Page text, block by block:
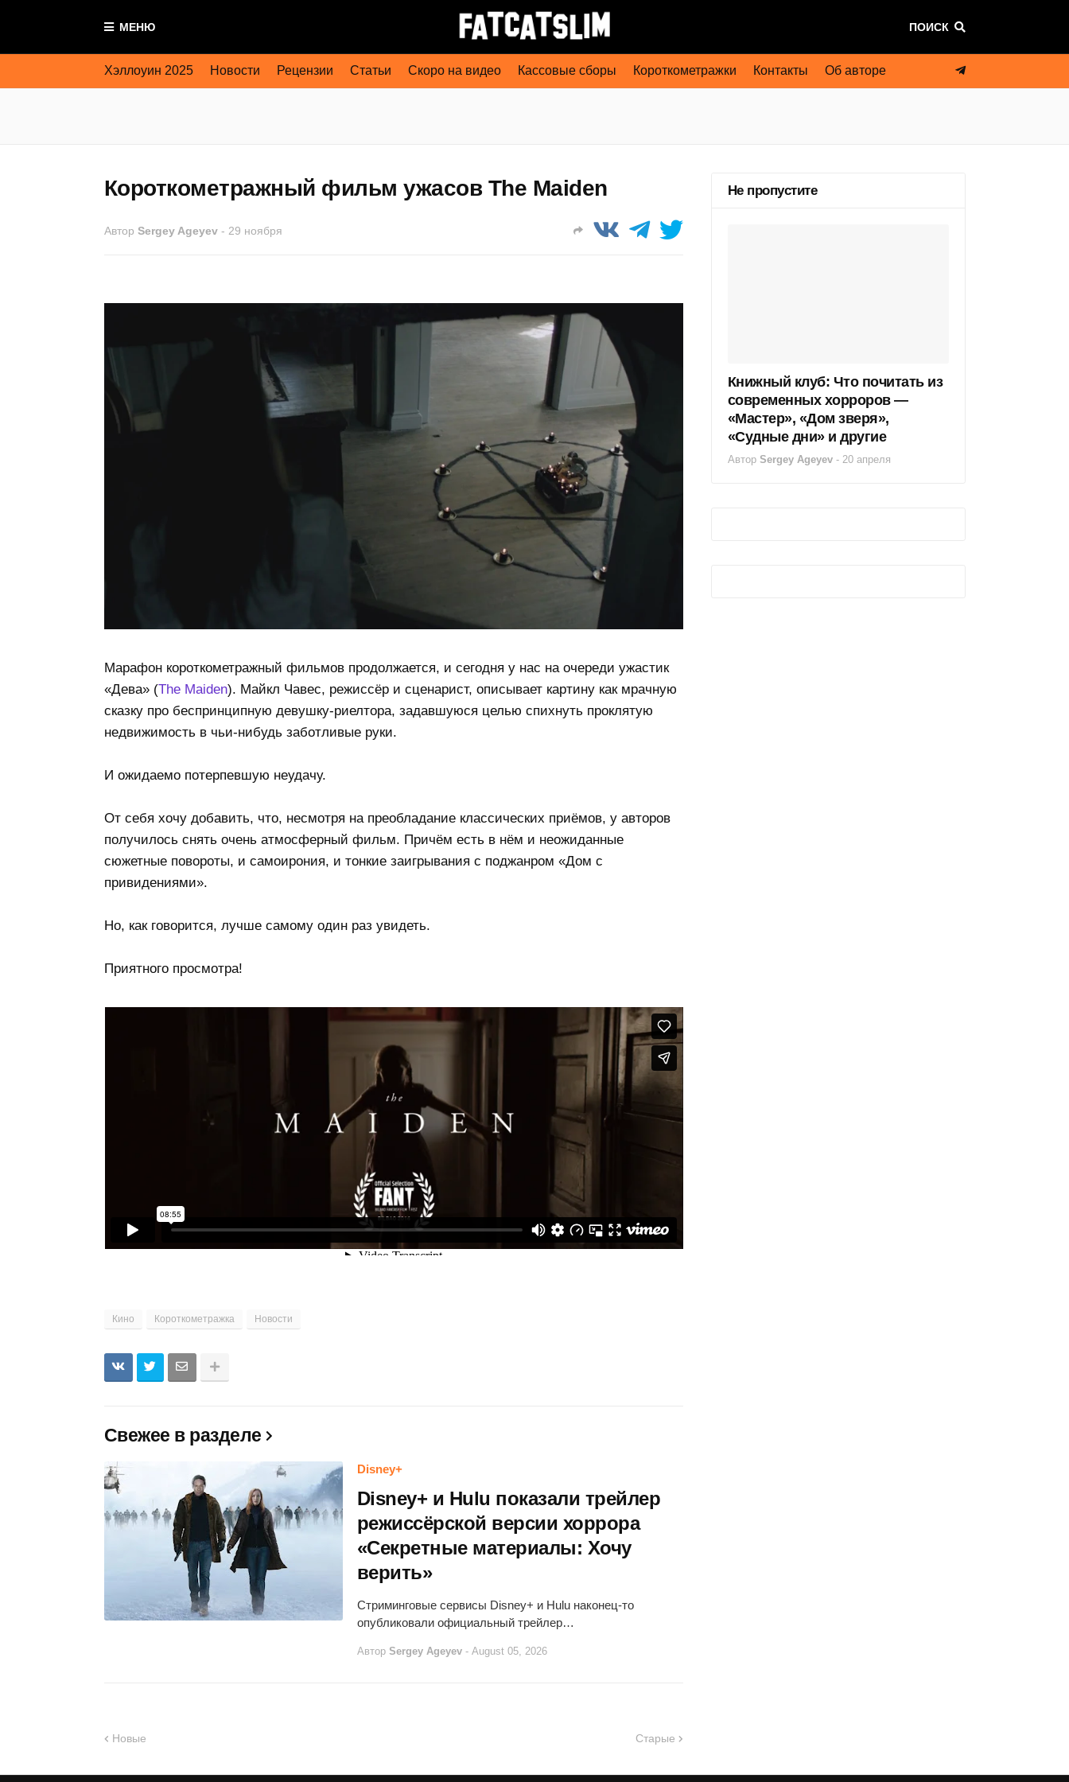
МЕНЮ ПОИСК
Хэллоуин 2025 Новости Рецензии Статьи Скоро на видео Кассовые сборы Короткометражки Контакты Об авторе
Короткометражный фильм ужасов The Maiden
Автор Sergey Ageyev - 29 ноября
Марафон короткометражный фильмов продолжается, и сегодня у нас на очереди ужастик
«Дева» (The Maiden). Майкл Чавес, режиссёр и сценарист, описывает картину как мрачную
сказку про беспринципную девушку-риелтора, задавшуюся целью спихнуть проклятую
недвижимость в чьи-нибудь заботливые руки.
И ожидаемо потерпевшую неудачу.
От себя хочу добавить, что, несмотря на преобладание классических приёмов, у авторов
получилось снять очень атмосферный фильм. Причём есть в нём и неожиданные
сюжетные повороты, и самоирония, и тонкие заигрывания с поджанром «Дом с
привидениями».
Но, как говорится, лучше самому один раз увидеть.
Приятного просмотра!
Кино Короткометражка Новости
Свежее в разделе
Disney+
Disney+ и Hulu показали трейлер
режиссёрской версии хоррора
«Секретные материалы: Хочу
верить»
Стриминговые сервисы Disney+ и Hulu наконец-то
опубликовали официальный трейлер…
Автор Sergey Ageyev - August 05, 2026
Новые Старые
Не пропустите
Книжный клуб: Что почитать из
современных хорроров —
«Мастер», «Дом зверя»,
«Судные дни» и другие
Автор Sergey Ageyev - 20 апреля